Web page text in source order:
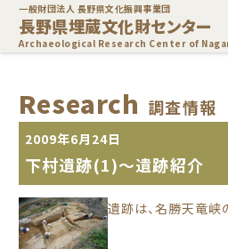
一般財団法人 長野県文化振興事業団
長野県埋蔵文化財センター
Archaeological Research Center of
Research 調査情報
2009年6月24日
下村遺跡(1)～遺跡紹介
遺跡は、名勝天竜峡